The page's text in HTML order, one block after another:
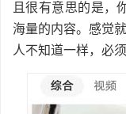
且很有意思的是，
海量的内容。感觉
人不知道一样，必